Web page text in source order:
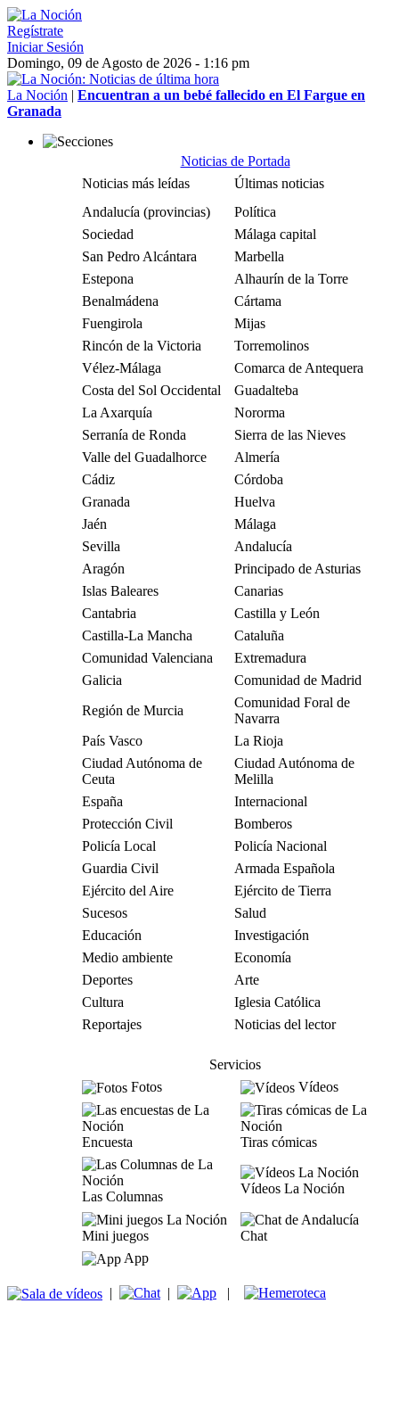
Regístrate
Iniciar Sesión
Domingo, 09 de Agosto de 2026 - 1:16 pm
La Noción | Encuentran a un bebé fallecido en El Fargue en
Granada
Noticias de Portada
Noticias más leídas
Últimas noticias
Andalucía (provincias)
Política
Sociedad
Málaga capital
San Pedro Alcántara
Marbella
Estepona
Alhaurín de la Torre
Benalmádena
Cártama
Fuengirola
Mijas
Rincón de la Victoria
Torremolinos
Vélez-Málaga
Comarca de Antequera
Costa del Sol Occidental
Guadalteba
La Axarquía
Nororma
Serranía de Ronda
Sierra de las Nieves
Valle del Guadalhorce
Almería
Cádiz
Córdoba
Granada
Huelva
Jaén
Málaga
Sevilla
Andalucía
Aragón
Principado de Asturias
Islas Baleares
Canarias
Cantabria
Castilla y León
Castilla-La Mancha
Cataluña
Comunidad Valenciana
Extremadura
Galicia
Comunidad de Madrid
Región de Murcia
Comunidad Foral de
Navarra
País Vasco
La Rioja
Ciudad Autónoma de
Ceuta
Ciudad Autónoma de
Melilla
España
Internacional
Protección Civil
Bomberos
Policía Local
Policía Nacional
Guardia Civil
Armada Española
Ejército del Aire
Ejército de Tierra
Sucesos
Salud
Educación
Investigación
Medio ambiente
Economía
Deportes
Arte
Cultura
Iglesia Católica
Reportajes
Noticias del lector
Servicios
Fotos
Vídeos
Encuesta Tiras cómicas
Las Columnas
Vídeos La Noción
Mini juegos
Chat
App
| | |